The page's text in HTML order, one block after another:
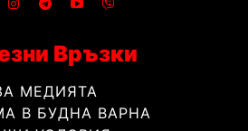
Връзки
МЕДИЯТА
В БУДНА ВАРНА